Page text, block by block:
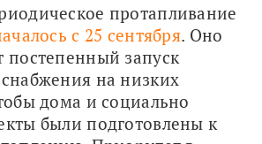
протапливание
с 25 сентября. Оно
постепенный запуск
на низких
дома и социально
были подготовлены к